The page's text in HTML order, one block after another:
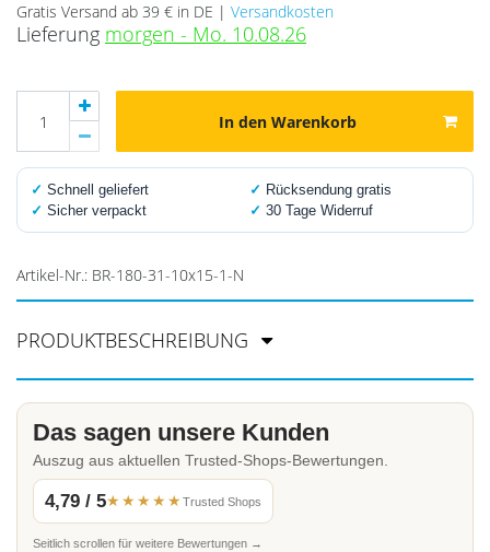
Gratis Versand ab 39 € in DE | Versandkosten
Lieferung morgen - Mo. 10.08.26
In den Warenkorb
✓ Schnell geliefert ✓ Rücksendung gratis
✓ Sicher verpackt ✓ 30 Tage Widerruf
Artikel-Nr.: BR-180-31-10x15-1-N
PRODUKTBESCHREIBUNG
Das sagen unsere Kunden
Auszug aus aktuellen Trusted-Shops-Bewertungen.
4,79 / 5★★★★★ Trusted Shops
Seitlich scrollen für weitere Bewertungen →